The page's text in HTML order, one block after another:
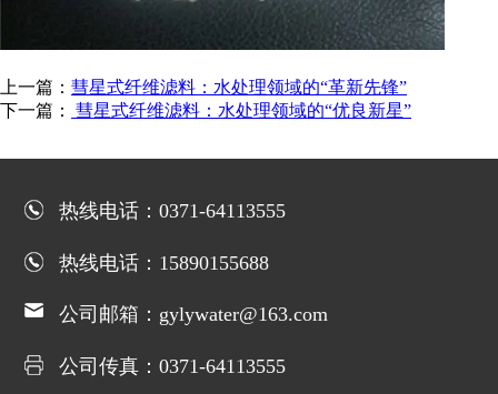
上一篇： 彗星式纤维滤料：水处理领域的“革新先锋”
下一篇：
彗星式纤维滤料：水处理领域的“优良新星”
热线电话：0371-64113555
热线电话：15890155688
公司邮箱：gylywater@163.com
公司传真：0371-64113555